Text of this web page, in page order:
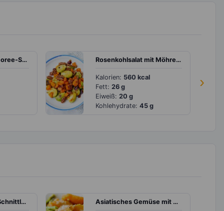
›
Überbackene Chicoree-Schiffchen Rosenkohlsalat mit Möhren und Nüssen
Kalorien: 560 kcal
Fett: 26 g
Eiweiß: 20 g
Kohlehydrate: 45 g
Erbsensuppe mit Schnittlauch Asiatisches Gemüse mit Garnelen und Kokosmilch